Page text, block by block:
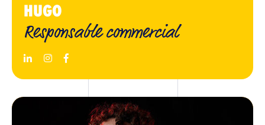
HUGO
Responsable commercial